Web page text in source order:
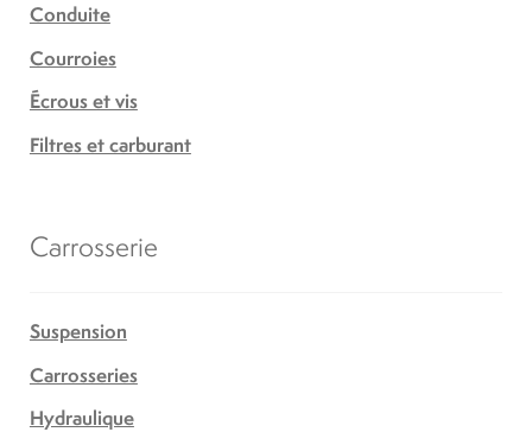
Conduite
Courroies
Écrous et vis
Filtres et carburant
Carrosserie
Suspension
Carrosseries
Hydraulique